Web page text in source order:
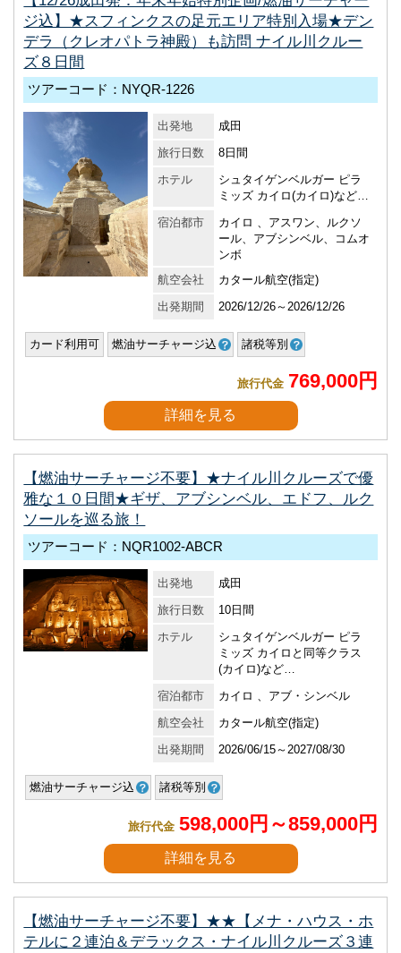
ジ込】★スフィンクスの足元エリア特別入場★デン
デラ（クレオパトラ神殿）も訪問 ナイル川クルー
ズ８日間
ツアーコード：NYQR-1226
出発地
成田
旅行日数
8日間
ホテル
シュタイゲンベルガー ピラ
ミッズ カイロ(カイロ)など…
宿泊都市
カイロ 、アスワン、ルクソ
ール、アブシンベル、コムオ
ンボ
航空会社
カタール航空(指定)
出発期間
2026/12/26～2026/12/26
カード利用可 燃油サーチャージ込 諸税等別
旅行代金 769,000円
詳細を見る
【燃油サーチャージ不要】★ナイル川クルーズで優
雅な１０日間★ギザ、アブシンベル、エドフ、ルク
ソールを巡る旅！
ツアーコード：NQR1002-ABCR
出発地
成田
旅行日数
10日間
ホテル
シュタイゲンベルガー ピラ
ミッズ カイロと同等クラス
(カイロ)など…
宿泊都市
カイロ 、アブ・シンベル
航空会社
カタール航空(指定)
出発期間
2026/06/15～2027/08/30
燃油サーチャージ込 諸税等別
旅行代金 598,000円～859,000円
詳細を見る
【燃油サーチャージ不要】★★【メナ・ハウス・ホ
テルに２連泊＆デラックス・ナイル川クルーズ３連